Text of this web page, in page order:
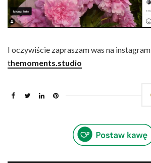
I oczywiście zapraszam was na
themoments.studio